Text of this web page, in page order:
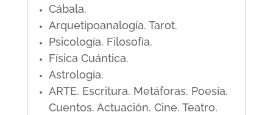
Cábala.
Arquetipoanalogía. Tarot.
Psicología. Filosofía.
Física Cuántica.
Astrología.
ARTE. Escritura. Metáforas. Poesía.
Cuentos. Actuación. Cine. Teatro.